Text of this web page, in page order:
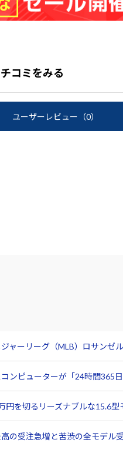
コミをみる
ユーザーレビュー （0）
ャーリーグ（MLB）ロサンゼ
ンピューターが「24時間365
円を切るリーズナブルな15.6
の受注急増と苦渋の全モデル